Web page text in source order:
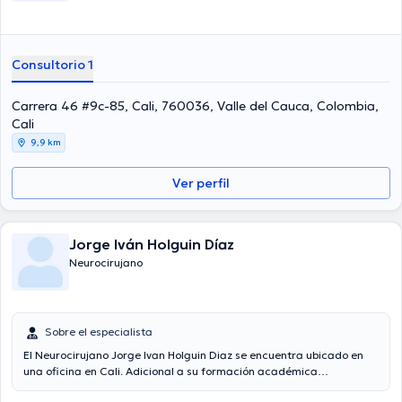
Consultorio 1
Carrera 46 #9c-85, Cali, 760036, Valle del Cauca, Colombia,
Cali
9,9 km
Ver perfil
Jorge Iván Holguin Díaz
Neurocirujano
Sobre el especialista
El Neurocirujano Jorge Ivan Holguin Diaz se encuentra ubicado en
una oficina en Cali. Adicional a su formación académica